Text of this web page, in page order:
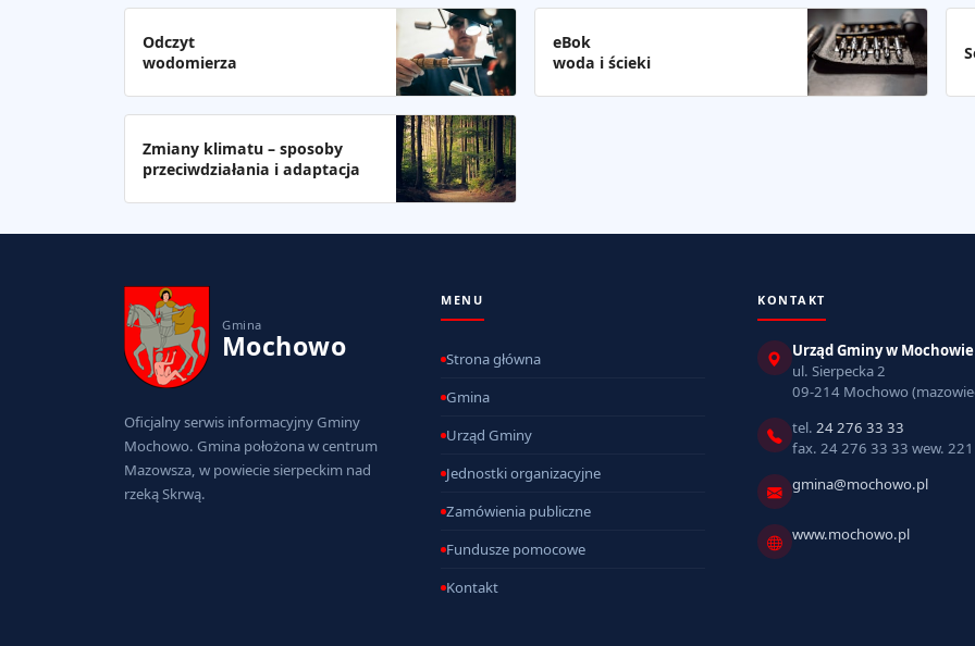
Odczyt
wodomierza
eBok
woda i ścieki
Zmiany klimatu – sposoby
przeciwdziałania i adaptacja
Gmina
Mochowo
Oficjalny serwis informacyjny Gminy
Mochowo. Gmina położona w centrum
Mazowsza, w powiecie sierpeckim nad
rzeką Skrwą.
MENU
Strona główna
Gmina
Urząd Gminy
Jednostki organizacyjne
Zamówienia publiczne
Fundusze pomocowe
Kontakt
KONTAKT
Urząd Gminy w Mochowie
ul. Sierpecka 2
09-214 Mochowo
tel. 24 276 33 33
fax. 24 276 33 33 wew. 221
gmina@mochowo.pl
www.mochowo.pl